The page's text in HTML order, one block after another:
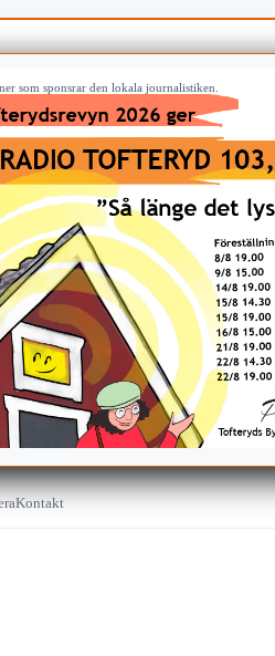
som sponsrar den lokala journalistiken.
Kontakt